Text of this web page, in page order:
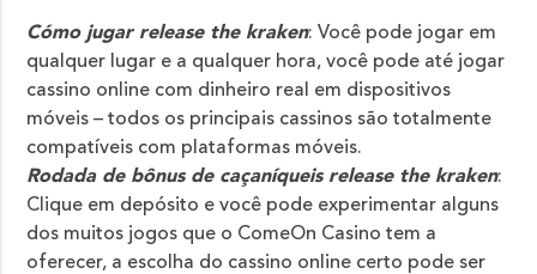
Cómo jugar release the kraken: Você pode jogar em
qualquer lugar e a qualquer hora, você pode até jogar
cassino online com dinheiro real em dispositivos
móveis – todos os principais cassinos são totalmente
compatíveis com plataformas móveis.
Rodada de bônus de caçaníqueis release the kraken:
Clique em depósito e você pode experimentar alguns
dos muitos jogos que o ComeOn Casino tem a
oferecer, a escolha do cassino online certo pode ser